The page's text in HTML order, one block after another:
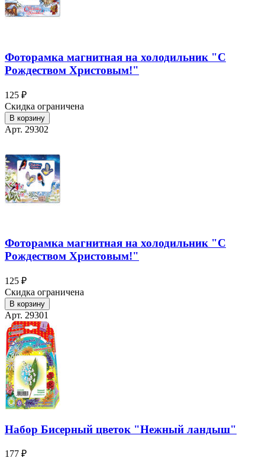
Фоторамка магнитная на холодильник "С
Рождеством Христовым!"
125 ₽
Скидка ограничена
В корзину
Арт. 29302
Фоторамка магнитная на холодильник "С
Рождеством Христовым!"
125 ₽
Скидка ограничена
В корзину
Арт. 29301
Набор Бисерный цветок "Нежный ландыш"
177 ₽